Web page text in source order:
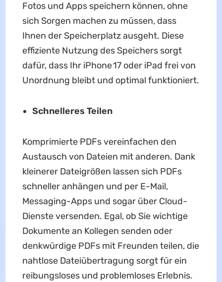
Fotos und Apps speichern können, ohne
sich Sorgen machen zu müssen, dass
Ihnen der Speicherplatz ausgeht. Diese
effiziente Nutzung des Speichers sorgt
dafür, dass Ihr iPhone 17 oder iPad frei von
Unordnung bleibt und optimal funktioniert.
Schnelleres Teilen
Komprimierte PDFs vereinfachen den
Austausch von Dateien mit anderen. Dank
kleinerer Dateigrößen lassen sich PDFs
schneller anhängen und per E-Mail,
Messaging-Apps und sogar über Cloud-
Dienste versenden. Egal, ob Sie wichtige
Dokumente an Kollegen senden oder
denkwürdige PDFs mit Freunden teilen, die
nahtlose Dateiübertragung sorgt für ein
reibungsloses und problemloses Erlebnis.